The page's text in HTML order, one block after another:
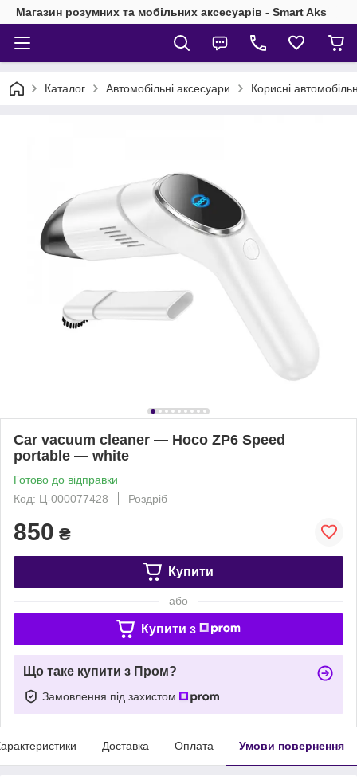
Магазин розумних та мобільних аксесуарів - Smart Aks
Каталог Автомобільні аксесуари Корисні
Car vacuum cleaner — Hoco ZP6 Speed
portable — white
Готово до відправки
Код: Ц-000077428
Роздріб
850 ₴
Купити
або
Купити з
Що таке купити з Пром?
Замовлення під захистом
Доставка Оплата Умови повернення